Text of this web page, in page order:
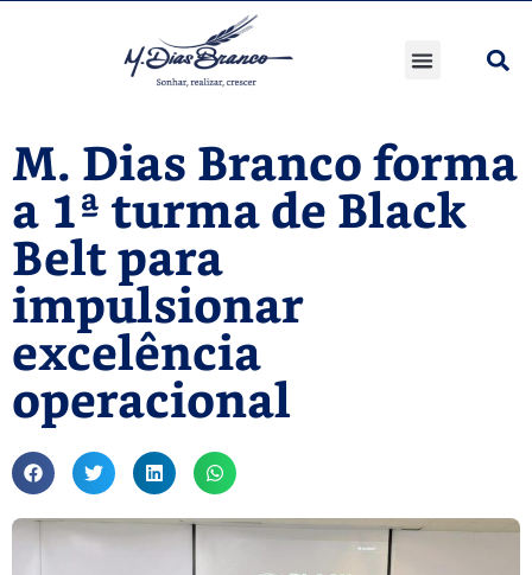
M. Dias Branco forma
a 1ª turma de Black
Belt para
impulsionar
excelência
operacional